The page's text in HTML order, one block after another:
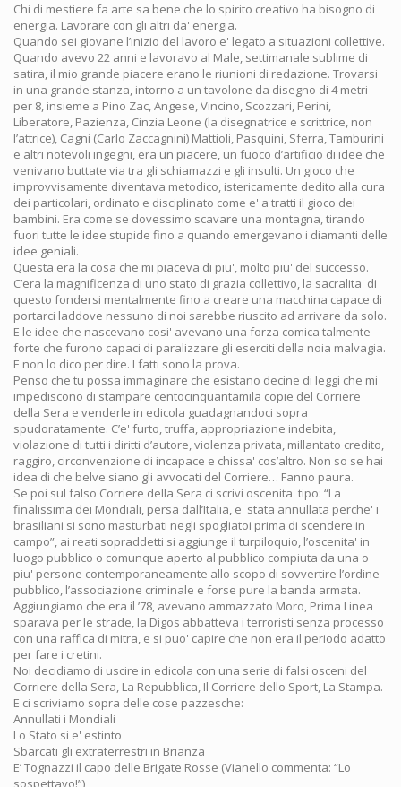
Chi di mestiere fa arte sa bene che lo spirito creativo ha bisogno di
energia. Lavorare con gli altri da' energia.
Quando sei giovane l’inizio del lavoro e' legato a situazioni collettive.
Quando avevo 22 anni e lavoravo al Male, settimanale sublime di
satira, il mio grande piacere erano le riunioni di redazione. Trovarsi
in una grande stanza, intorno a un tavolone da disegno di 4 metri
per 8, insieme a Pino Zac, Angese, Vincino, Scozzari, Perini,
Liberatore, Pazienza, Cinzia Leone (la disegnatrice e scrittrice, non
l’attrice), Cagni (Carlo Zaccagnini) Mattioli, Pasquini, Sferra, Tamburini
e altri notevoli ingegni, era un piacere, un fuoco d’artificio di idee che
venivano buttate via tra gli schiamazzi e gli insulti. Un gioco che
improvvisamente diventava metodico, istericamente dedito alla cura
dei particolari, ordinato e disciplinato come e' a tratti il gioco dei
bambini. Era come se dovessimo scavare una montagna, tirando
fuori tutte le idee stupide fino a quando emergevano i diamanti delle
idee geniali.
Questa era la cosa che mi piaceva di piu', molto piu' del successo.
C’era la magnificenza di uno stato di grazia collettivo, la sacralita' di
questo fondersi mentalmente fino a creare una macchina capace di
portarci laddove nessuno di noi sarebbe riuscito ad arrivare da solo.
E le idee che nascevano cosi' avevano una forza comica talmente
forte che furono capaci di paralizzare gli eserciti della noia malvagia.
E non lo dico per dire. I fatti sono la prova.
Penso che tu possa immaginare che esistano decine di leggi che mi
impediscono di stampare centocinquantamila copie del Corriere
della Sera e venderle in edicola guadagnandoci sopra
spudoratamente. C’e' furto, truffa, appropriazione indebita,
violazione di tutti i diritti d’autore, violenza privata, millantato credito,
raggiro, circonvenzione di incapace e chissa' cos’altro. Non so se hai
idea di che belve siano gli avvocati del Corriere… Fanno paura.
Se poi sul falso Corriere della Sera ci scrivi oscenita' tipo: “La
finalissima dei Mondiali, persa dall’Italia, e' stata annullata perche' i
brasiliani si sono masturbati negli spogliatoi prima di scendere in
campo”, ai reati sopraddetti si aggiunge il turpiloquio, l’oscenita' in
luogo pubblico o comunque aperto al pubblico compiuta da una o
piu' persone contemporaneamente allo scopo di sovvertire l’ordine
pubblico, l’associazione criminale e forse pure la banda armata.
Aggiungiamo che era il ’78, avevano ammazzato Moro, Prima Linea
sparava per le strade, la Digos abbatteva i terroristi senza processo
con una raffica di mitra, e si puo' capire che non era il periodo adatto
per fare i cretini.
Noi decidiamo di uscire in edicola con una serie di falsi osceni del
Corriere della Sera, La Repubblica, Il Corriere dello Sport, La Stampa.
E ci scriviamo sopra delle cose pazzesche:
Annullati i Mondiali
Lo Stato si e' estinto
Sbarcati gli extraterrestri in Brianza
E’ Tognazzi il capo delle Brigate Rosse (Vianello commenta: “Lo
sospettavo!”)